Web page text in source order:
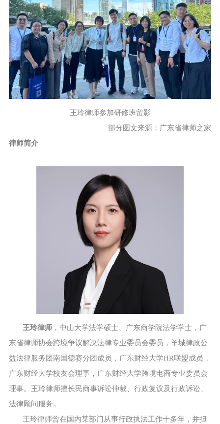
王玲律师参加研修班留影
部分图文来源：广东省律师之家
律师简介
王玲律师 ，中山大学法学硕士、广东商学院法学学士，广
东省律师协会跨境争议解决法律专业委员会委员，羊城律政公
益法律服务团南国德赛分团成员，广东财经大学HR联盟成员，
广东财经大学校友会理事，广东财经大学跨境电商专业委员会
理事。王玲律师擅长民商事诉讼仲裁、行政复议及行政诉讼、
法律顾问服务。
王玲律师曾在国内某部门从事行政执法工作十多年，并担